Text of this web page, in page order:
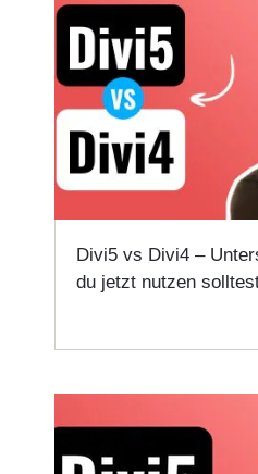
Divi5 vs Divi4 –
du jetzt nutzen